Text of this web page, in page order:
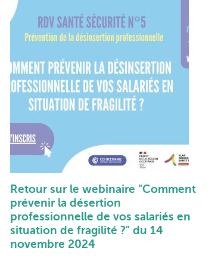
Retour sur le webinaire "Comment
prévenir la désertion
professionnelle de vos salariés en
situation de fragilité ?" du 14
novembre 2024